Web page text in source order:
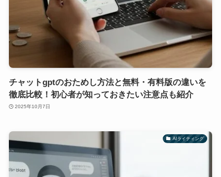
チャットgptのおためし方法と無料・有料版の違いを
徹底比較！初心者が知っておきたい注意点も紹介
2025年10月7日
AIライティング